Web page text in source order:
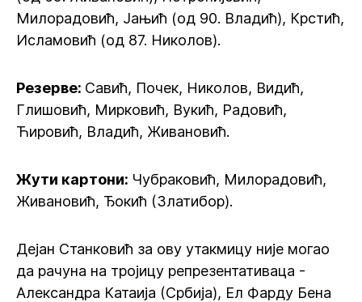
Милорадовић, Јањић (од 90. Владић), Крстић,
Исламовић (од 87. Николов).
Резерве: Савић, Почек, Николов, Видић,
Глишовић, Мирковић, Вукић, Радовић,
Ћировић, Владић, Живановић.
Жути картони: Чубраковић, Милорадовић,
Живановић, Ђокић (Златибор).
Дејан Станковић за ову утакмицу није могао
да рачуна на тројицу репрезентативаца -
Александра Катаија (Србија), Ел Фарду Бена